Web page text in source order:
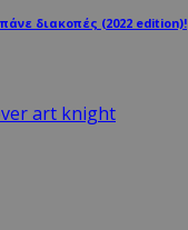
διακοπές (2022 edition)!